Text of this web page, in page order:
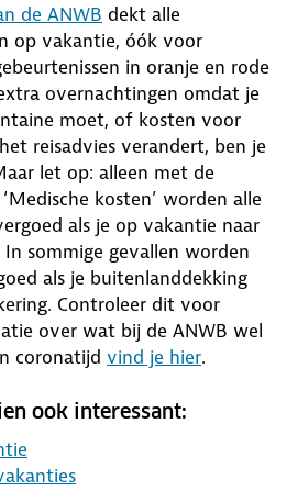
de ANWB dekt alle
op vakantie, óók voor
in oranje en rode
overnachtingen omdat je
moet, of kosten voor
reisadvies verandert, ben je
let op: alleen met de
kosten’ worden alle
als je op vakantie naar
sommige gevallen worden
als je buitenlanddekking
Controleer dit voor
over wat bij de ANWB wel
coronatijd vind je hier.
ook interessant: